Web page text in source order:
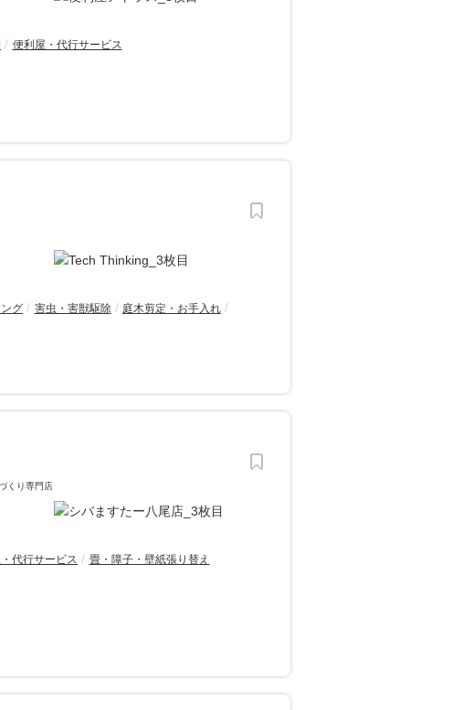
便利屋・代行サービス
グ 害虫・害獣駆除
庭木剪定・お手入れ
くり専門店
代行サービス 畳・障子・壁紙張り替え